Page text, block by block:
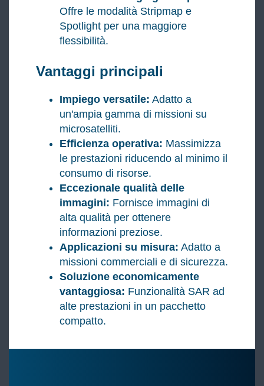
Offre le modalità Stripmap e
Spotlight per una maggiore
flessibilità.
Vantaggi principali
Impiego versatile: Adatto a
un'ampia gamma di missioni su
microsatelliti.
Efficienza operativa: Massimizza
le prestazioni riducendo al minimo il
consumo di risorse.
Eccezionale qualità delle
immagini: Fornisce immagini di
alta qualità per ottenere
informazioni preziose.
Applicazioni su misura: Adatto a
missioni commerciali e di sicurezza.
Soluzione economicamente
vantaggiosa: Funzionalità SAR ad
alte prestazioni in un pacchetto
compatto.